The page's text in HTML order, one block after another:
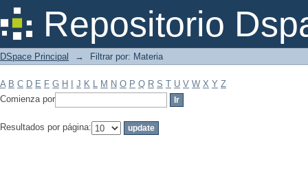
Repositorio
Filtrar por: Materia
DSpace Principal → Filtrar por: Materia
A B C D E F G H J K L M N O P Q R S T U V W X Y Z
Comienza por
Resultados por página: